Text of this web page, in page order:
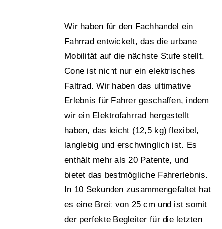
Wir haben für den Fachhandel ein
Fahrrad entwickelt, das die urbane
Mobilität auf die nächste Stufe stellt.
Cone ist nicht nur ein elektrisches
Faltrad. Wir haben das ultimative
Erlebnis für Fahrer geschaffen, indem
wir ein Elektrofahrrad hergestellt
haben, das leicht (12,5 kg) flexibel,
langlebig und erschwinglich ist. Es
enthält mehr als 20 Patente, und
bietet das bestmögliche Fahrerlebnis.
In 10 Sekunden zusammengefaltet hat
es eine Breit von 25 cm und ist somit
der perfekte Begleiter für die letzten